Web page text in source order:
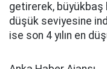
getirerek, büyükbaş
düşük seviyesine
ise son 4 yılın en